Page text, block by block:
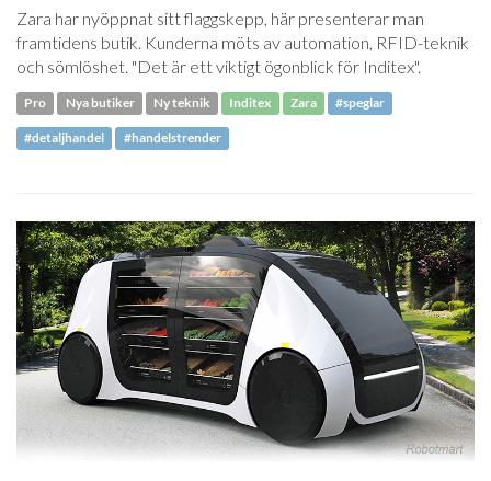
Zara har nyöppnat sitt flaggskepp, här presenterar man
framtidens butik. Kunderna möts av automation, RFID-teknik
och sömlöshet. "Det är ett viktigt ögonblick för Inditex".
Pro Nya butiker Ny teknik Inditex Zara #speglar
#detaljhandel #handelstrender